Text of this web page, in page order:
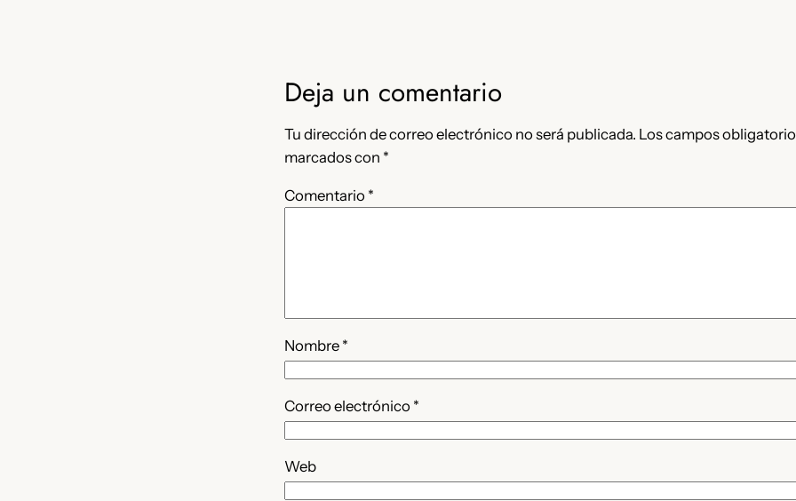
Deja un comentario
Tu dirección de correo electrónico no será publicada. Los campos
marcados con *
Comentario *
Nombre *
Correo electrónico *
Web